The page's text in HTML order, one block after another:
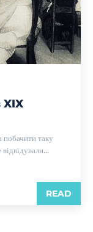
XIX
побачити таку
READ